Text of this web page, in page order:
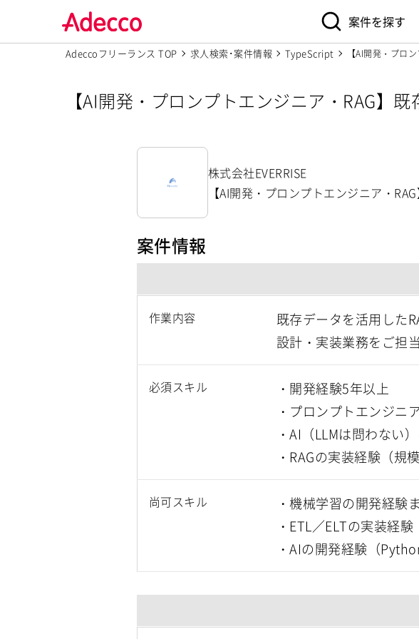
案件を探す
Adeccoフリーランス TOP 求人検索･案件情報 TypeScript 【AI開発・プロ
【AI開発・プロンプトエンジニア・RAG】
株式会社EVERRISE
【AI開発・プロンプトエンジニア・
案件情報
作業内容
既存データを活用した
設計・実装業務をご担
必須スキル
・開発経験5年以上
・プロンプトエンジニ
・AI（LLMは問わない
・RAGの実装経験（規
尚可スキル
・機械学習の開発経験
・ETL／ELTの実装経験
・AIの開発経験（